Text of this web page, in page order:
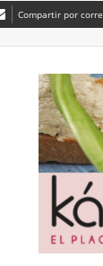
Compartir por